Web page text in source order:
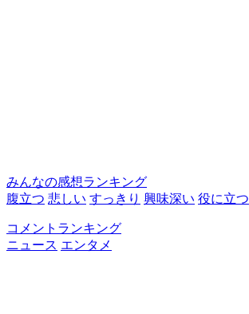
みんなの感想ランキング
腹立つ 悲しい すっきり 興味深い 役に立つ
コメントランキング
ニュース エンタメ